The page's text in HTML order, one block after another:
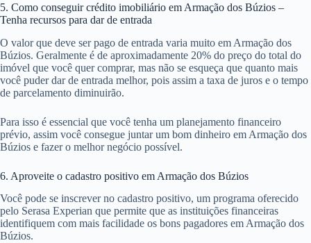
5. Como conseguir crédito imobiliário em Armação dos Búzios –
Tenha recursos para dar de entrada
O valor que deve ser pago de entrada varia muito em Armação dos
Búzios. Geralmente é de aproximadamente 20% do preço do total do
imóvel que você quer comprar, mas não se esqueça que quanto mais
você puder dar de entrada melhor, pois assim a taxa de juros e o tempo
de parcelamento diminuirão.
Para isso é essencial que você tenha um planejamento financeiro
prévio, assim você consegue juntar um bom dinheiro em Armação dos
Búzios e fazer o melhor negócio possível.
6. Aproveite o cadastro positivo em Armação dos Búzios
Você pode se inscrever no cadastro positivo, um programa oferecido
pelo Serasa Experian que permite que as instituições financeiras
identifiquem com mais facilidade os bons pagadores em Armação dos
Búzios.